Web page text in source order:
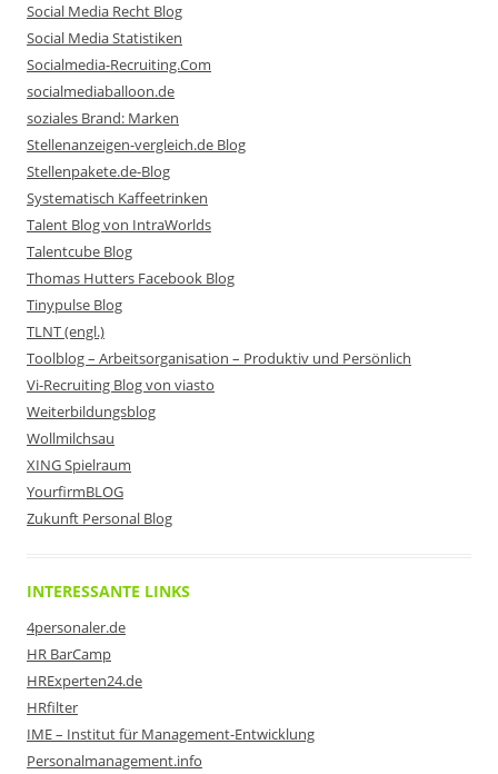
Social Media Recht Blog
Social Media Statistiken
Socialmedia-Recruiting.Com
socialmediaballoon.de
soziales Brand: Marken
Stellenanzeigen-vergleich.de Blog
Stellenpakete.de-Blog
Systematisch Kaffeetrinken
Talent Blog von IntraWorlds
Talentcube Blog
Thomas Hutters Facebook Blog
Tinypulse Blog
TLNT (engl.)
Toolblog – Arbeitsorganisation – Produktiv und Persönlich
Vi-Recruiting Blog von viasto
Weiterbildungsblog
Wollmilchsau
XING Spielraum
YourfirmBLOG
Zukunft Personal Blog
INTERESSANTE LINKS
4personaler.de
HR BarCamp
HRExperten24.de
HRfilter
IME – Institut für Management-Entwicklung
Personalmanagement.info